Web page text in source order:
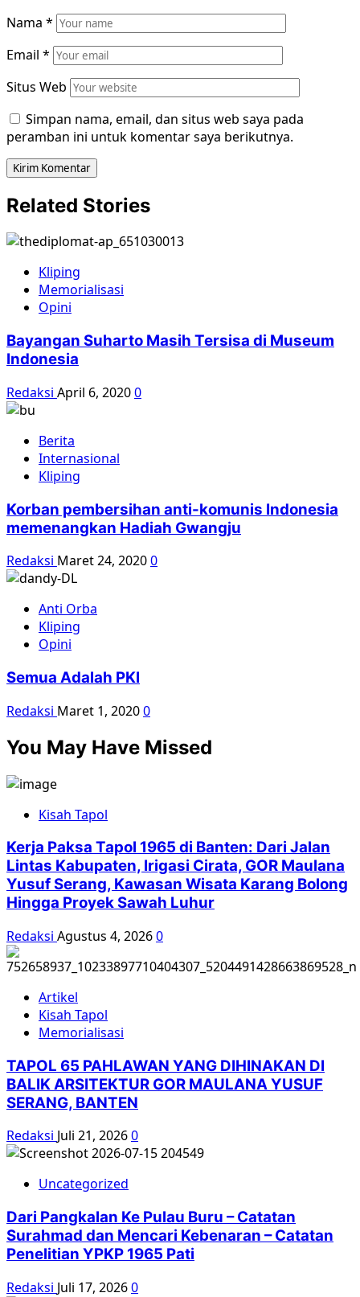
Nama *
Email *
Situs Web
Simpan nama, email, dan situs web saya pada
peramban ini untuk komentar saya berikutnya.
Related Stories
Kliping
Memorialisasi
Opini
Bayangan Suharto Masih Tersisa di Museum
Indonesia
Redaksi April 6, 20200
Berita
Internasional
Kliping
Korban pembersihan anti-komunis Indonesia
memenangkan Hadiah Gwangju
Redaksi Maret 24, 20200
Anti Orba
Kliping
Opini
Semua Adalah PKI
Redaksi Maret 1, 20200
You May Have Missed
Kisah Tapol
Kerja Paksa Tapol 1965 di Banten: Dari Jalan
Lintas Kabupaten, Irigasi Cirata, GOR Maulana
Yusuf Serang, Kawasan Wisata Karang Bolong
Hingga Proyek Sawah Luhur
Redaksi Agustus 4, 20260
Artikel
Kisah Tapol
Memorialisasi
TAPOL 65 PAHLAWAN YANG DIHINAKAN DI
BALIK ARSITEKTUR GOR MAULANA YUSUF
SERANG, BANTEN
Redaksi Juli 21, 20260
Uncategorized
Dari Pangkalan Ke Pulau Buru – Catatan
Surahmad dan Mencari Kebenaran – Catatan
Penelitian YPKP 1965 Pati
Redaksi Juli 17, 20260